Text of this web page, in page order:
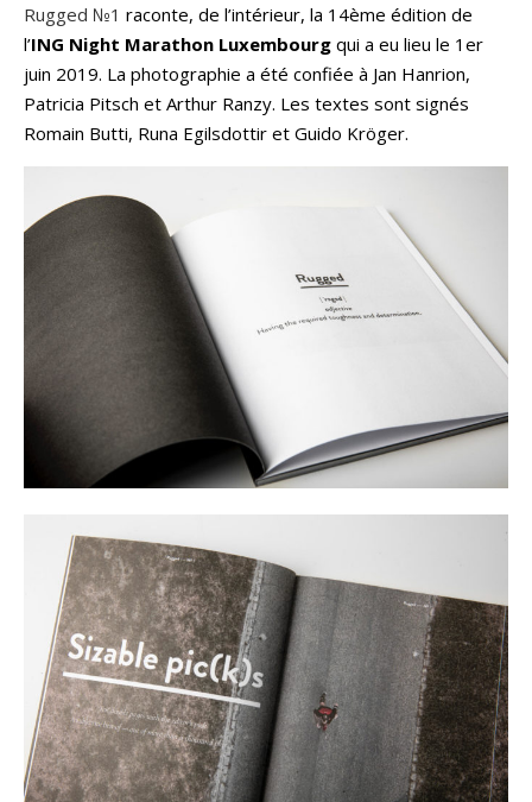
Rugged №1 raconte, de l’intérieur, la 14ème édition de
l’ING Night Marathon Luxembourg qui a eu lieu le 1er
juin 2019. La photographie a été confiée à Jan Hanrion,
Patricia Pitsch et Arthur Ranzy. Les textes sont signés
Romain Butti, Runa Egilsdottir et Guido Kröger.